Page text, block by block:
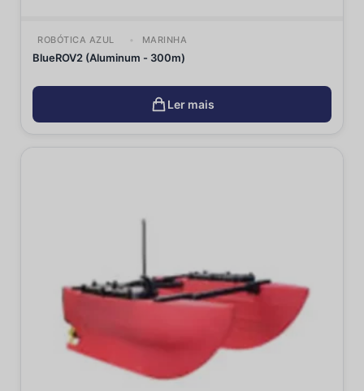
ROBÓTICA AZUL MARINHA
BlueROV2 (Aluminum - 300m)
Ler mais